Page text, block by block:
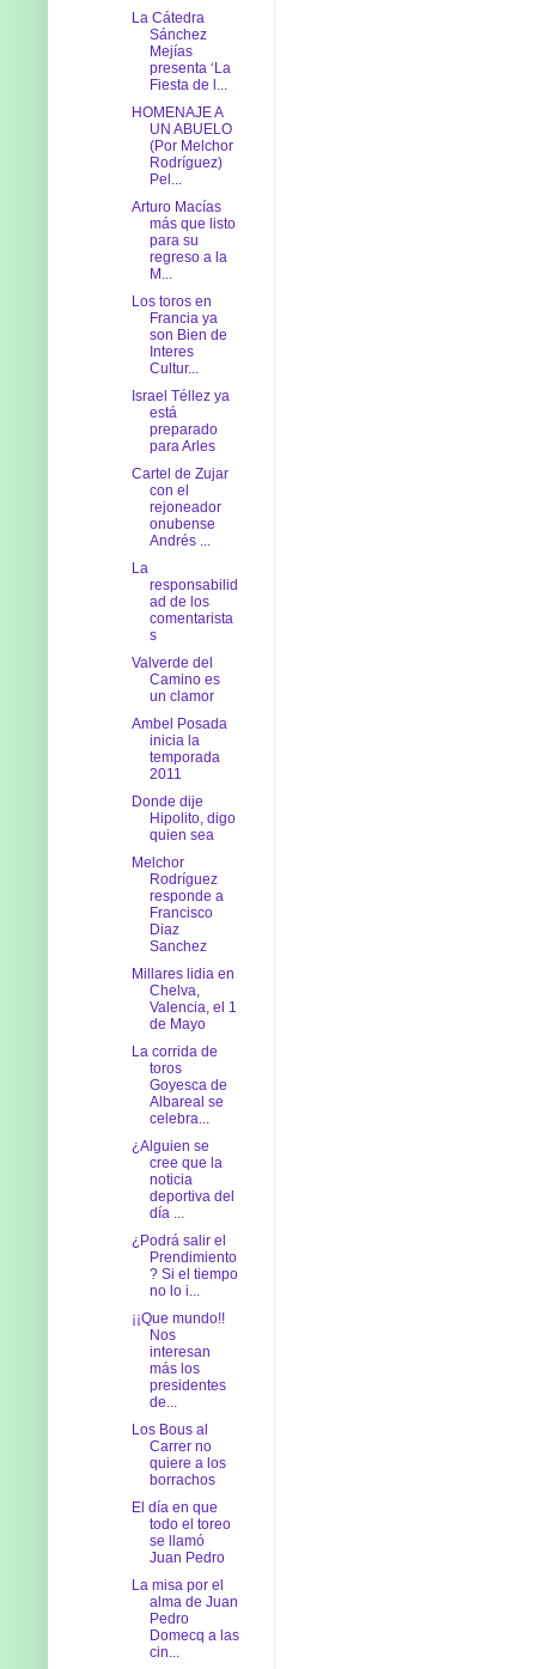
La Cátedra
Sánchez
Mejías
presenta ‘La
Fiesta de l...
HOMENAJE A
UN ABUELO
(Por Melchor
Rodríguez)
Pel...
Arturo Macías
más que listo
para su
regreso a la
M...
Los toros en
Francia ya
son Bien de
Interes
Cultur...
Israel Téllez ya
está
preparado
para Arles
Cartel de Zujar
con el
rejoneador
onubense
Andrés ...
La
responsabilid
ad de los
comentarista
s
Valverde del
Camino es
un clamor
Ambel Posada
inicia la
temporada
2011
Donde dije
Hipolito, digo
quien sea
Melchor
Rodríguez
responde a
Francisco
Diaz
Sanchez
Millares lidia en
Chelva,
Valencia, el 1
de Mayo
La corrida de
toros
Goyesca de
Albareal se
celebra...
¿Alguien se
cree que la
noticia
deportiva del
día ...
¿Podrá salir el
Prendimiento
? Si el tiempo
no lo i...
¡¡Que mundo!!
Nos
interesan
más los
presidentes
de...
Los Bous al
Carrer no
quiere a los
borrachos
El día en que
todo el toreo
se llamó
Juan Pedro
La misa por el
alma de Juan
Pedro
Domecq a las
cin...